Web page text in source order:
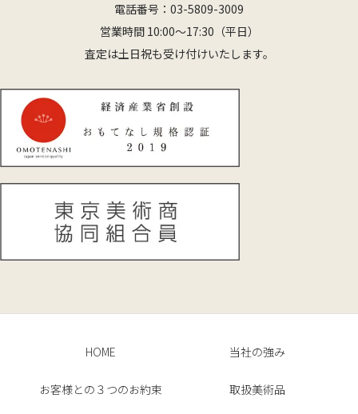
電話番号： 03-5809-3009
営業時間 10:00〜17:30（平日）
査定は土日祝も受け付けいたします。
HOME 当社の強み
お客様との３つのお約束 取扱美術品